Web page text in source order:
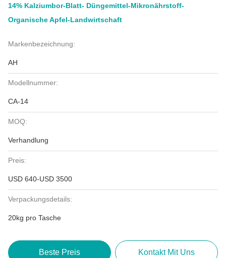
14% Kalziumbor-Blatt- Düngemittel-Mikronährstoff-
Organische Apfel-Landwirtschaft
Markenbezeichnung:
AH
Modellnummer:
CA-14
MOQ:
Verhandlung
Preis:
USD 640-USD 3500
Verpackungsdetails:
20kg pro Tasche
Beste Preis Kontakt Mit Uns